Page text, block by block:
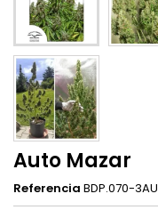
Auto Mazar
Referencia BDP.070-3AU